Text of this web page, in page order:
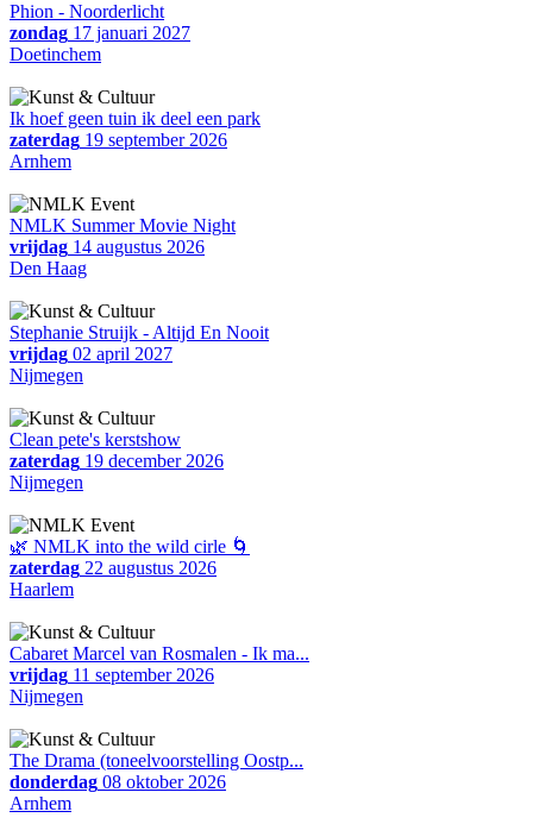
Phion - Noorderlicht
zondag 17 januari 2027
Doetinchem
Ik hoef geen tuin ik deel een park
zaterdag 19 september 2026
Arnhem
NMLK Summer Movie Night
vrijdag 14 augustus 2026
Den Haag
Stephanie Struijk - Altijd En Nooit
vrijdag 02 april 2027
Nijmegen
Clean pete's kerstshow
zaterdag 19 december 2026
Nijmegen
🌿 NMLK into the wild cirle 🌀
zaterdag 22 augustus 2026
Haarlem
Cabaret Marcel van Rosmalen - Ik ma...
vrijdag 11 september 2026
Nijmegen
The Drama (toneelvoorstelling Oostp...
donderdag 08 oktober 2026
Arnhem